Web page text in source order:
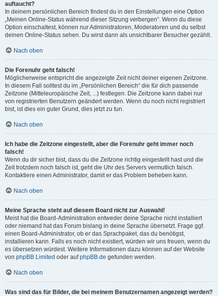
auftaucht?
In deinem persönlichen Bereich findest du in den Einstellungen eine Option
„Meinen Online-Status während dieser Sitzung verbergen“. Wenn du diese
Option einschaltest, können nur Administratoren, Moderatoren und du selbst
deinen Online-Status sehen. Du wirst dann als unsichtbarer Besucher gezählt.
Nach oben
Die Forenuhr geht falsch!
Möglicherweise entspricht die angezeigte Zeit nicht deiner eigenen Zeitzone.
In diesem Fall solltest du im „Persönlichen Bereich“ die für dich passende
Zeitzone (Mitteleuropäische Zeit, ...) festlegen. Die Zeitzone kann dabei nur
von registrierten Benutzern geändert werden. Wenn du noch nicht registriert
bist, ist dies ein guter Grund, dies jetzt zu tun.
Nach oben
Ich habe die Zeitzone eingestellt, aber die Forenuhr geht immer noch
falsch!
Wenn du dir sicher bist, dass du die Zeitzone richtig eingestellt hast und die
Zeit trotzdem noch falsch ist, geht die Uhr des Servers vermutlich falsch.
Kontaktiere einen Administrator, damit er das Problem beheben kann.
Nach oben
Meine Sprache steht auf diesem Board nicht zur Auswahl!
Meist hat die Board-Administration entweder deine Sprache nicht installiert
oder niemand hat das Forum bislang in deine Sprache übersetzt. Frage ggf.
einen Board-Administrator, ob er das Sprachpaket, das du benötigst,
installieren kann. Falls es noch nicht existiert, würden wir uns freuen, wenn du
es übersetzen würdest. Weitere Informationen dazu können auf der Website
von phpBB Limited oder aufphpBB.de gefunden werden.
Nach oben
Was sind das für Bilder, die bei meinem Benutzernamen angezeigt werden?